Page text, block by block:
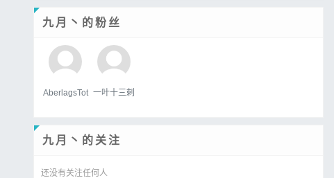
九月丶的粉丝
AberlagsTot 一叶十三刺
九月丶的关注
还没有关注任何人